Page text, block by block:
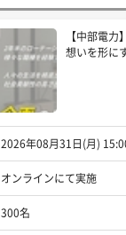
【中部電力
想いを形に
2026年08月31日(月)
オンラインにて実施
300名